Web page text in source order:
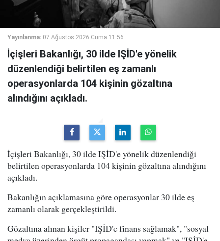
Yayınlanma: 07 Ağustos 2026 Cuma 11:56
İçişleri Bakanlığı, 30 ilde IŞİD'e yönelik
düzenlendiği belirtilen eş zamanlı
operasyonlarda 104 kişinin gözaltına
alındığını açıkladı.
İçişleri Bakanlığı, 30 ilde IŞİD'e yönelik düzenlendiği
belirtilen operasyonlarda 104 kişinin gözaltına alındığını
açıkladı.
Bakanlığın açıklamasına göre operasyonlar 30 ilde eş
zamanlı olarak gerçekleştirildi.
Gözaltına alınan kişiler "IŞİD'e finans sağlamak", "sosyal